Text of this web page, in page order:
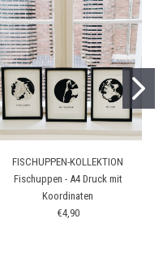
FISCHUPPEN-KOLLEKTION
Fischuppen - A4 Druck mit
Koordinaten
€4,90